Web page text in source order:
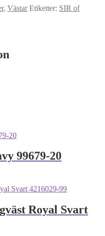
, Västar Etiketter: SIR of
99679-20
Royal Svart